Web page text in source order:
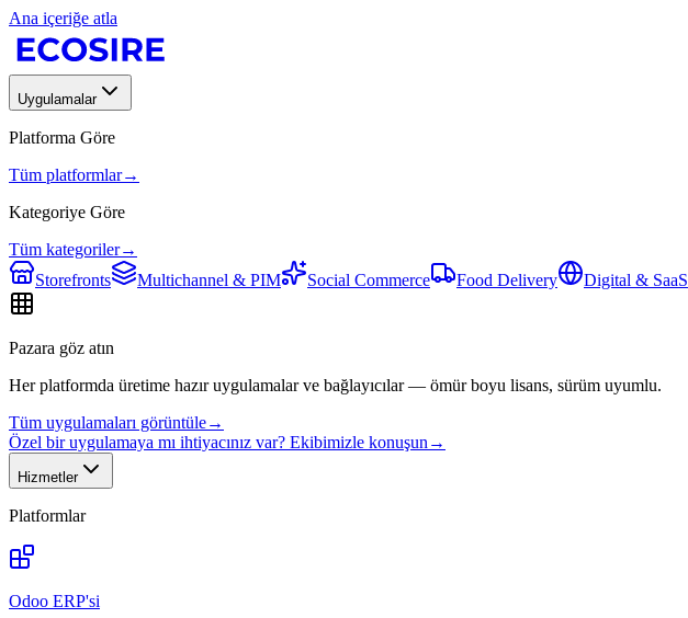
Ana içeriğe atla
Uygulamalar
Platforma Göre
Tüm platformlar→
Kategoriye Göre
Tüm kategoriler→
Storefronts
Multichannel & PIM Social Commerce Food Delivery Digital & SaaS
Pazara göz atın
Her platformda üretime hazır uygulamalar ve bağlayıcılar — ömür boyu lisans, sürüm uyumlu.
Tüm uygulamaları görüntüle→
Özel bir uygulamaya mı ihtiyacınız var? Ekibimizle konuşun →
Hizmetler
Platformlar
Odoo ERP'si